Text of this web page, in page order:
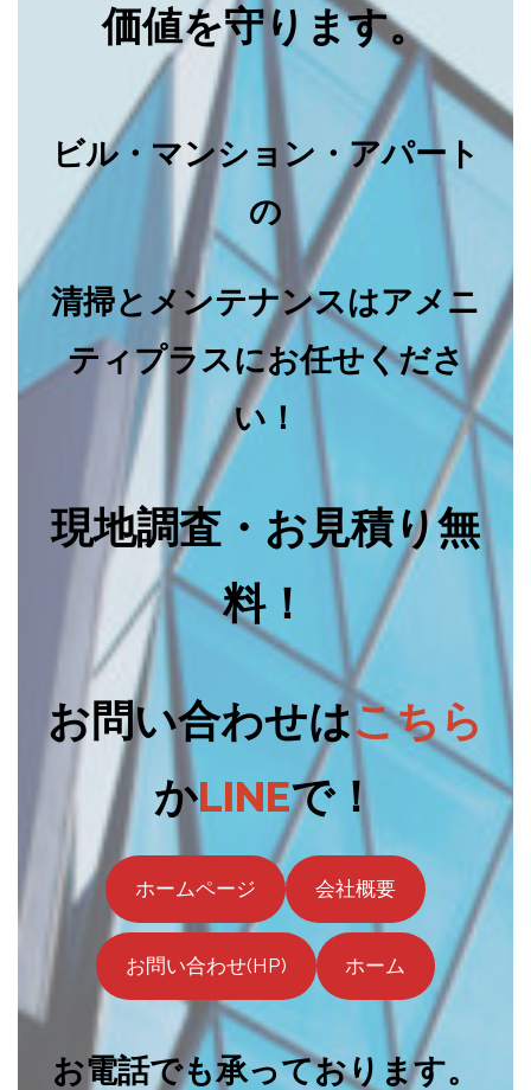
価値を守ります。
ビル・マンション・アパート
の
清掃とメンテナンスはアメニ
ティプラスにお任せくださ
い！
現地調査・お見積り無
料！
お問い合わせはこちら
かLINEで！
ホームページ 会社概要
お問い合わせ(HP) ホーム
お電話でも承っております。